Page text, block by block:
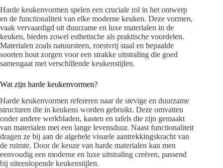
Harde keukenvormen spelen een cruciale rol in het ontwerp
en de functionaliteit van elke moderne keuken. Deze vormen,
vaak vervaardigd uit duurzame en luxe materialen in de
keuken, bieden zowel esthetische als praktische voordelen.
Materialen zoals natuursteen, roestvrij staal en bepaalde
soorten hout zorgen voor een strakke uitstraling die goed
samengaat met verschillende keukenstijlen.
Wat zijn harde keukenvormen?
Harde keukenvormen refereren naar de stevige en duurzame
structuren die in keukens worden gebruikt. Deze omvatten
onder andere werkbladen, kasten en tafels die zijn gemaakt
van materialen met een lange levensduur. Naast functionaliteit
dragen ze bij aan de algehele visuele aantrekkingskracht van
de ruimte. Door de keuze van harde materialen kan men
eenvoudig een moderne en luxe uitstraling creëren, passend
bij uiteenlopende keukenstijlen.